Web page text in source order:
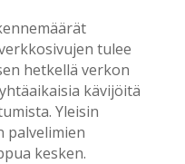
tulee
hetkellä verkon
kävijöitä
Yleisin
palvelimien
kesken.